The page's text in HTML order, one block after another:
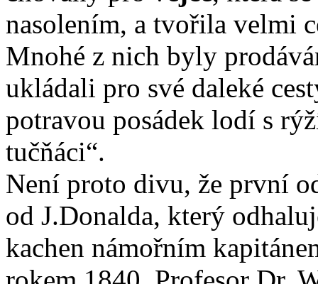
nasolením, a tvořila velmi
Mnohé z nich byly
ukládali pro své daleké
potravou posádek lodí s
tučňáci“.
Není proto divu, že první
od J.Donalda, který
kachen námořním